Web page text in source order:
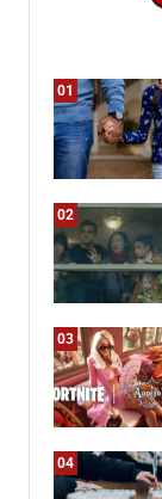
01
02
03
04